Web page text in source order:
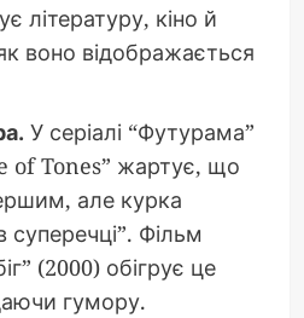
літературу, кіно й
воно відображається
У серіалі “Футурама”
of Tones” жартує, що
але курка
суперечці”. Фільм
(2000) обігрує це
гумору.